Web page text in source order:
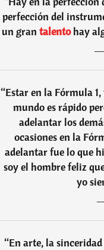
perfección del
un gran talentohay
“Estar en la Fórmula
mundo es rápido
adelantar los
ocasiones en la
adelantar fue lo que
soy el hombre feliz
yo
“En arte, la sinceridad